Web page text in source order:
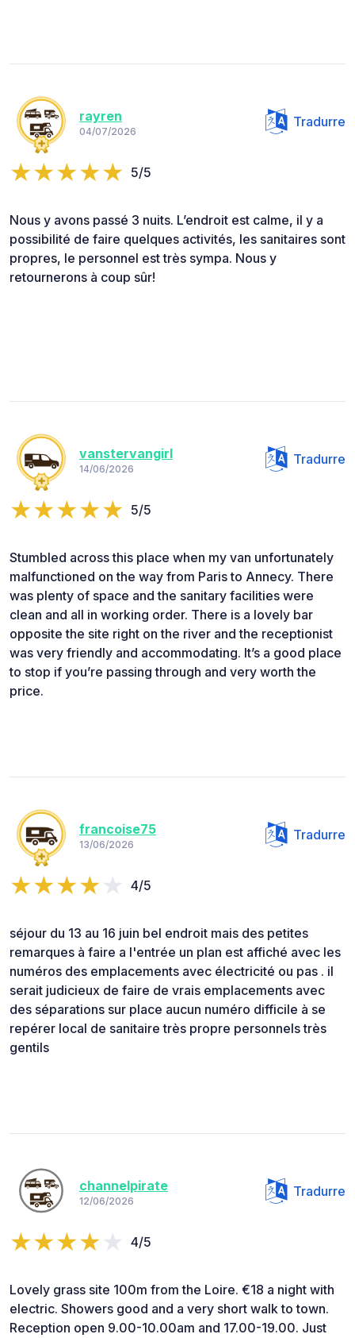
rayren
04/07/2026
Tradurre
5/5
Nous y avons passé 3 nuits. L’endroit est calme, il y a
possibilité de faire quelques activités, les sanitaires sont
propres, le personnel est très sympa. Nous y
retournerons à coup sûr!
vanstervangirl
14/06/2026
Tradurre
5/5
Stumbled across this place when my van unfortunately
malfunctioned on the way from Paris to Annecy. There
was plenty of space and the sanitary facilities were
clean and all in working order. There is a lovely bar
opposite the site right on the river and the receptionist
was very friendly and accommodating. It’s a good place
to stop if you’re passing through and very worth the
price.
francoise75
13/06/2026
Tradurre
4/5
séjour du 13 au 16 juin bel endroit mais des petites
remarques à faire a l'entrée un plan est affiché avec les
numéros des emplacements avec électricité ou pas . il
serait judicieux de faire de vrais emplacements avec
des séparations sur place aucun numéro difficile à se
repérer local de sanitaire très propre personnels très
gentils
channelpirate
12/06/2026
Tradurre
4/5
Lovely grass site 100m from the Loire. €18 a night with
electric. Showers good and a very short walk to town.
Reception open 9.00-10.00am and 17.00-19.00. Just